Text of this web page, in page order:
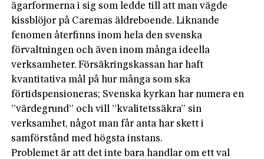
ägarformerna i sig som ledde till att man vägde
kissblöjor på Caremas äldreboende. Liknande
fenomen återfinns inom hela den svenska
förvaltningen och även inom många ideella
verksamheter. Försäkringskassan har haft
kvantitativa mål på hur många som ska
förtidspensioneras; Svenska kyrkan har numera en
”värdegrund” och vill ”kvalitetssäkra” sin
verksamhet, något man får anta har skett i
samförstånd med högsta instans.
Problemet är att det inte bara handlar om ett val